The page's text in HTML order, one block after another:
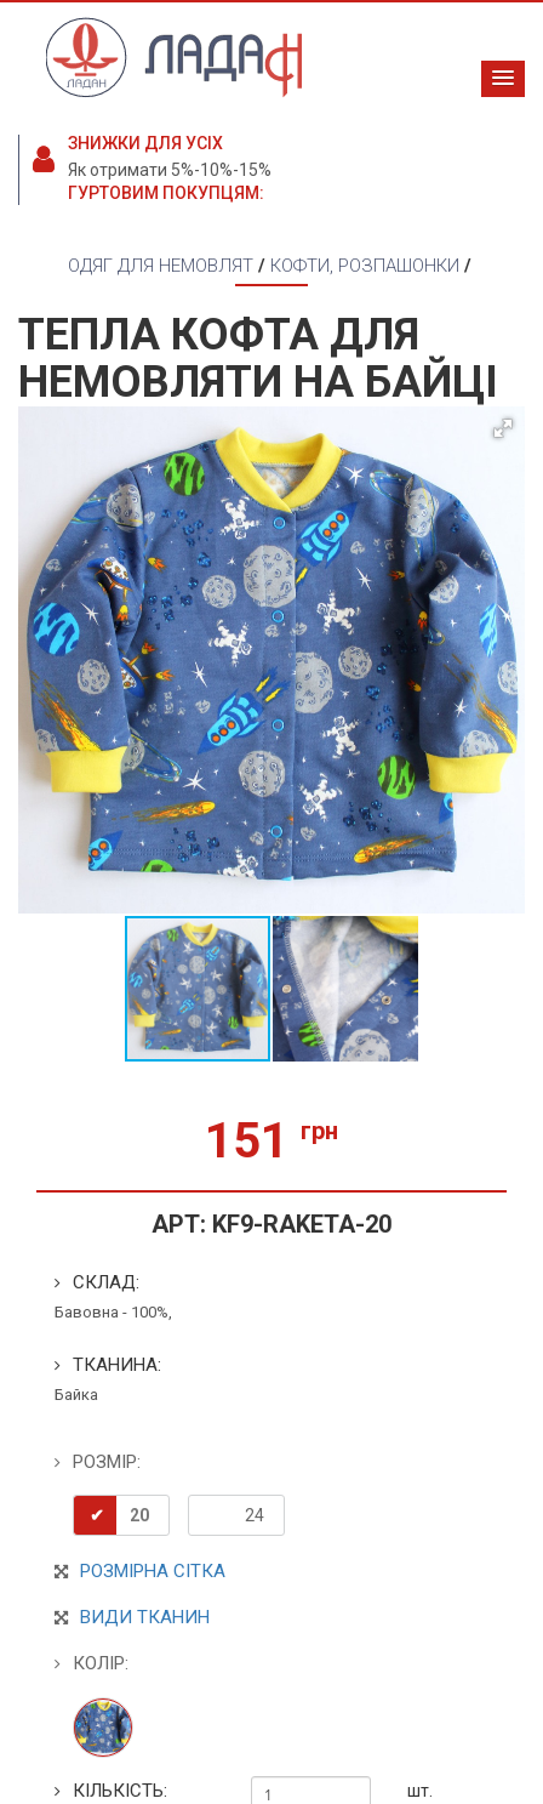
ЗНИЖКИ ДЛЯ УСІХ
Як отримати 5%-10%-15%
ГУРТОВИМ ПОКУПЦЯМ:
ОДЯГ ДЛЯ НЕМОВЛЯТ/ КОФТИ, РОЗПАШОНКИ /
ТЕПЛА КОФТА ДЛЯ
НЕМОВЛЯТИ НА БАЙЦІ
151 грн
АРТ: KF9-RAKETA-20
СКЛАД:
Бавовна - 100%,
ТКАНИНА:
Байка
РОЗМІР:
20 24
РОЗМІРНА СІТКА
ВИДИ ТКАНИН
КОЛІР:
КІЛЬКІСТЬ: шт.